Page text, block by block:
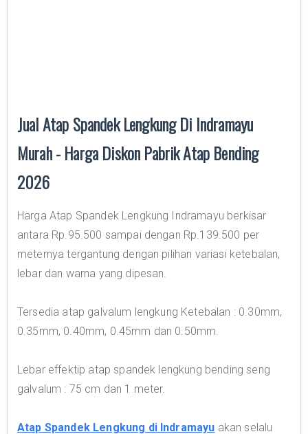
Jual Atap Spandek Lengkung Di Indramayu
Murah - Harga Diskon Pabrik Atap Bending
2026
Harga Atap Spandek Lengkung Indramayu berkisar
antara Rp.95.500 sampai dengan Rp.139.500 per
meternya tergantung dengan pilihan variasi ketebalan,
lebar dan warna yang dipesan.
Tersedia atap galvalum lengkung Ketebalan : 0.30mm,
0.35mm, 0.40mm, 0.45mm dan 0.50mm.
Lebar effektip atap spandek lengkung bending seng
galvalum : 75 cm dan 1 meter.
Atap Spandek Lengkung di Indramayu akan selalu